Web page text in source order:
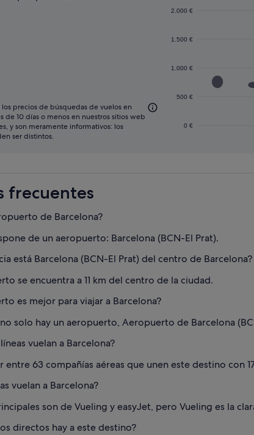
0 €
500 €
1.000 €
1.500 €
2.000 €
los precios de búsquedas de vuelos en
de 10 días o menos en nuestros sitios web
y son meramente informativos: los
ser distintos.
frecuentes
de Barcelona?
de un aeropuerto: Barcelona (BCN-El Prat).
está Barcelona (BCN-El Prat) del centro de Barcelona?
se encuentra a 11 km del centro de la ciudad.
es mejor para viajar a Barcelona?
solo hay un aeropuerto, Aeropuerto de Barcelona
vuelan a Barcelona?
entre 63 compañías aéreas que unen este destino con
vuelan a Barcelona?
son de Vueling y easyJet, pero Vueling es la
directos hay a este destino?